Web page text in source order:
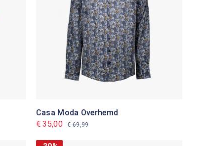
Casa Moda Overhemd
€ 35,00
€ 69,99